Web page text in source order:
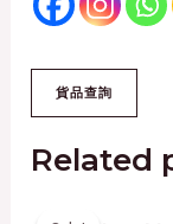
Related